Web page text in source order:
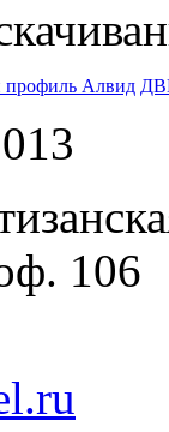
Алвид
106